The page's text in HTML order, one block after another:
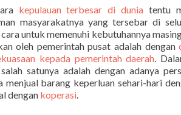
kepulauan terbesar di dunia tentu
masyarakatnya yang tersebar di
untuk memenuhi kebutuhannya
oleh pemerintah pusat adalah dengan
kepada pemerintah daerah.
satunya adalah dengan adanya
menjual barang keperluan sehari-hari
dengan koperasi.